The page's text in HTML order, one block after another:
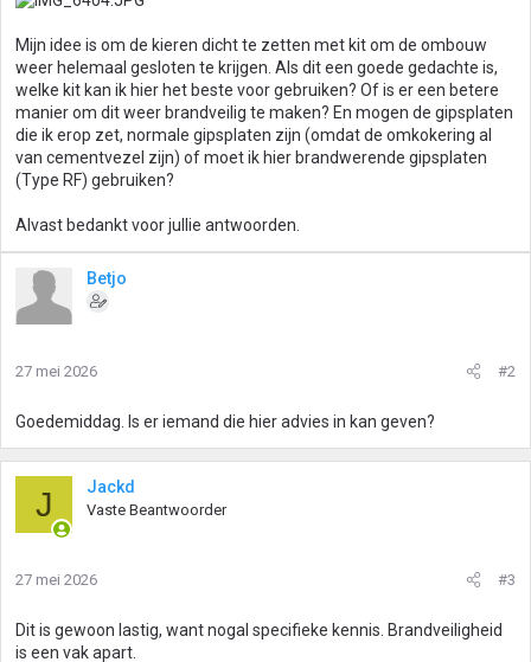
Mijn idee is om de kieren dicht te zetten met kit om de ombouw
weer helemaal gesloten te krijgen. Als dit een goede gedachte is,
welke kit kan ik hier het beste voor gebruiken? Of is er een betere
manier om dit weer brandveilig te maken? En mogen de gipsplaten
die ik erop zet, normale gipsplaten zijn (omdat de omkokering al
van cementvezel zijn) of moet ik hier brandwerende gipsplaten
(Type RF) gebruiken?
Alvast bedankt voor jullie antwoorden.
Betjo
27 mei 2026 #2
Goedemiddag. Is er iemand die hier advies in kan geven?
J Jackd
Vaste Beantwoorder
27 mei 2026 #3
Dit is gewoon lastig, want nogal specifieke kennis. Brandveiligheid
is een vak apart.